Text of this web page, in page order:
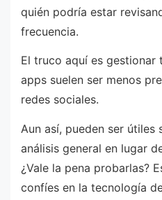
quién podría estar
frecuencia.
El truco aquí es gestionar
apps suelen ser menos
redes sociales.
Aun así, pueden ser útiles
análisis general en lugar
¿Vale la pena probarlas?
confíes en la tecnología